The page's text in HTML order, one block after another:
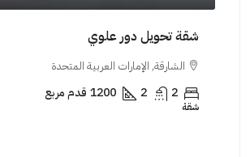
شقة تحويل دور علوي
الشارقة, الإمارات العربية المتحدة
2
2
1200 قدم مربع
شقة